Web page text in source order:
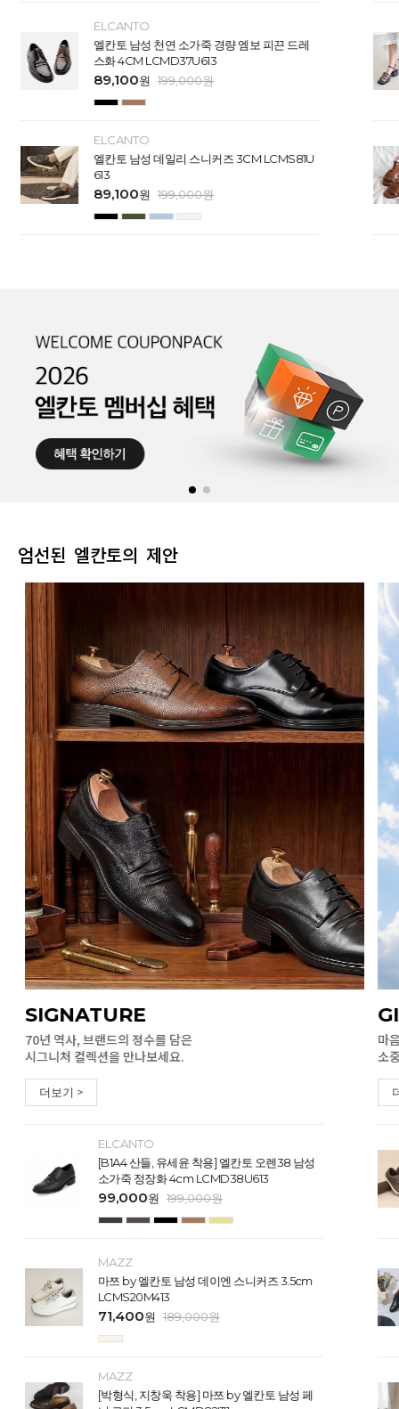
ELCANTO
엘칸토 남성 천연 소가죽 경량 엠보 피끈 드레
스화 4CM LCMD37U613
89,100원 199,000원
ELCANTO
엘칸토 남성 데일리 스니커즈 3CM LCMS81U
613
89,100원 199,000원
엄선된 엘칸토의 제안
SIGNATURE
70년 역사, 브랜드의 정수를 담은
시그니처 컬렉션을 만나보세요.
더보기 >
ELCANTO
[B1A4 산들, 유세윤 착용] 엘칸토 오렌38 남성
소가죽 정장화 4cm LCMD38U613
99,000원 199,000원
MAZZ
마쯔 by 엘칸토 남성 데이엔 스니커즈 3.5cm
LCMS20M413
71,400원 189,000원
MAZZ
[박형식, 지창욱 착용] 마쯔 by 엘칸토 남성 페
마
소